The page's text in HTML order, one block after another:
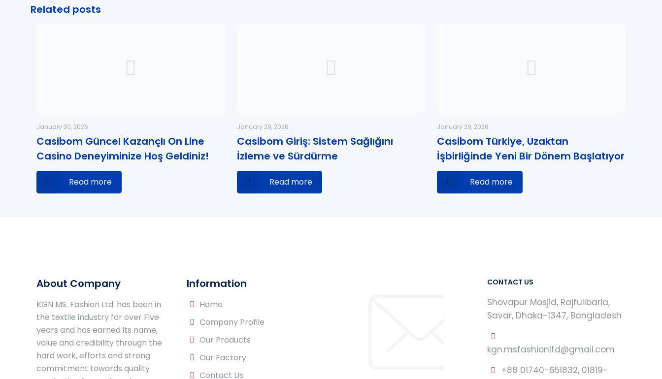
Related posts
January 30, 2026
Casibom Güncel Kazançlı On Line
Casino Deneyiminize Hoş Geldiniz!
Read more
January 29, 2026
Casibom Giriş: Sistem Sağlığını
İzleme ve Sürdürme
Read more
January 29, 2026
Casibom Türkiye, Uzaktan
İşbirliğinde Yeni Bir Dönem Başlatıyor
Read more
About Company
KGN MS. Fashion Ltd. has been in
the textile industry for over Five
years and has earned its name,
value and credibility through the
hard work, efforts and strong
commitment towards quality
Information
Home
Company Profile
Our Products
Our Factory
Contact Us
CONTACT US
Shovapur Mosjid, Rajfullbaria,
Savar, Dhaka-1347, Bangladesh
kgn.msfashionltd@gmail.com
+88 01740-651832, 01819-